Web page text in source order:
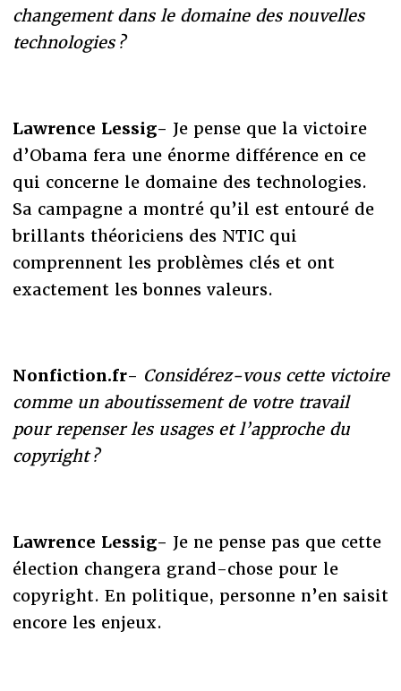
changement dans le domaine des nouvelles
technologies ?
Lawrence Lessig- Je pense que la victoire
d’Obama fera une énorme différence en ce
qui concerne le domaine des technologies.
Sa campagne a montré qu’il est entouré de
brillants théoriciens des NTIC qui
comprennent les problèmes clés et ont
exactement les bonnes valeurs.
Nonfiction.fr- Considérez-vous cette victoire
comme un aboutissement de votre travail
pour repenser les usages et l’approche du
copyright ?
Lawrence Lessig- Je ne pense pas que cette
élection changera grand-chose pour le
copyright. En politique, personne n’en saisit
encore les enjeux.